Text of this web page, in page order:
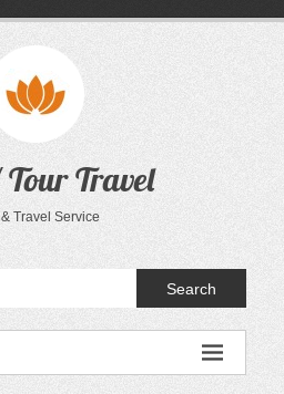
Travel
Travel Service
Search